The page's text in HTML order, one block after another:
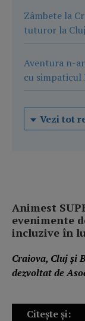
Zâmbete la
tuturor la
Aventura n-
cu simpaticul
Vezi tot
Animest
evenimente
incluzive în
Craiova, Cluj și
dezvoltat de
Citește și: